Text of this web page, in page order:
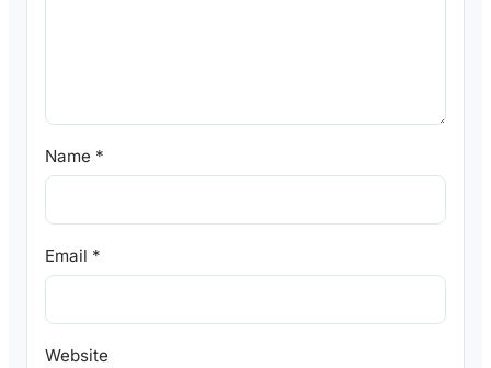
Name *
Email *
Website